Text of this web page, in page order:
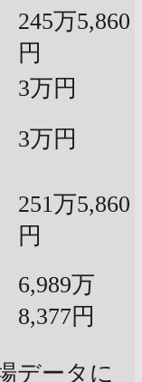
245万5,860
円
3万円
3万円
251万5,860
円
6,989万
8,377円
データに